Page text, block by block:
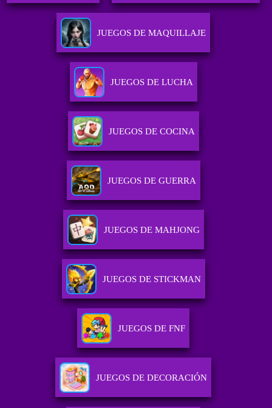
JUEGOS DE MAQUILLAJE
JUEGOS DE LUCHA
JUEGOS DE COCINA
JUEGOS DE GUERRA
JUEGOS DE MAHJONG
JUEGOS DE STICKMAN
JUEGOS DE FNF
JUEGOS DE DECORACIÓN